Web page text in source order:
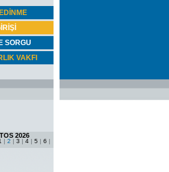
SORGU
VAKFI
2026
| 2 | 3 | 4 | 5 | 6 |